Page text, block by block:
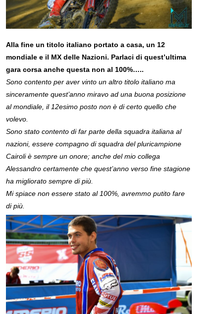
Alla fine un titolo italiano portato a casa, un 12
mondiale e il MX delle Nazioni. Parlaci di quest’ultima
gara corsa anche questa non al 100%…..
Sono contento per aver vinto un altro titolo italiano ma
sinceramente quest’anno miravo ad una buona posizione
al mondiale, il 12esimo posto non è di certo quello che
volevo.
Sono stato contento di far parte della squadra italiana al
nazioni, essere compagno di squadra del pluricampione
Cairoli è sempre un onore; anche del mio collega
Alessandro certamente che quest’anno verso fine stagione
ha migliorato sempre di più.
Mi spiace non essere stato al 100%, avremmo putito fare
di più.